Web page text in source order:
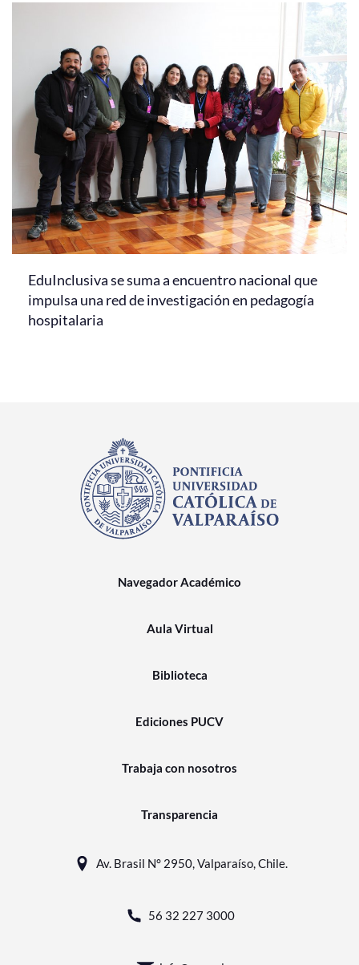
EduInclusiva se suma a encuentro nacional que
impulsa una red de investigación en pedagogía
hospitalaria
Navegador Académico
Aula Virtual
Biblioteca
Ediciones PUCV
Trabaja con nosotros
Transparencia
Av. Brasil N° 2950, Valparaíso, Chile.
56 32 227 3000